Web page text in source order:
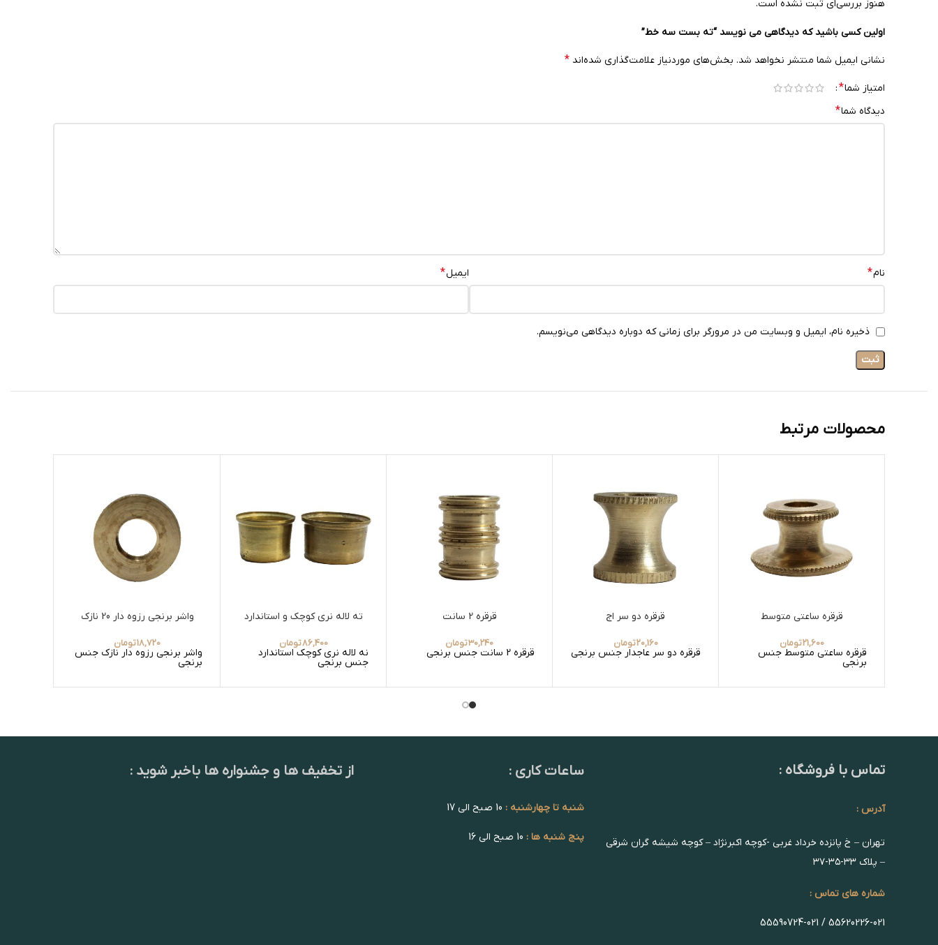
هنوز بررسی‌ای ثبت نشده است.
اولین کسی باشید که دیدگاهی می نویسد “ته بست سه خط”
نشانی ایمیل شما منتشر نخواهد شد. بخش‌های موردنیاز علامت‌گذاری شده‌اند *
امتیاز شما*
دیدگاه شما*
نام* ایمیل*
ذخیره نام، ایمیل و وبسایت من در مرورگر برای زمانی که دوباره دیدگاهی می‌نویسم.
محصولات مرتبط
قرقره ساعتی متوسط
21,600تومان
قرقره ساعتی متوسط جنس
برنجی
قرقره دو سر اج
20,160تومان
قرقره دو سر عاجدار جنس برنجی
قرقره 2 سانت
30,240تومان
قرقره 2 سانت جنس برنجی
ته لاله نری کوچک و استاندارد
86,400تومان
نه لاله نری کوچک استاندارد
جنس برنجی
واشر برنجی رزوه دار 20 نازک
18,720تومان
واشر برنجی رزوه دار نازک جنس
برنجی
تماس با فروشگاه :
آدرس :
تهران – خ پانزده خرداد غربی -کوچه اکبرنژاد – کوچه شیشه گران شرقی
– پلاک ۳۳-۳۵-۳۷
شماره های تماس :
55620226-021 / 55590724-021
ساعات کاری :
شنبه تا چهارشنبه :
پنج شنبه ها :
از تخفیف ها و جشنواره ها باخبر شوید :